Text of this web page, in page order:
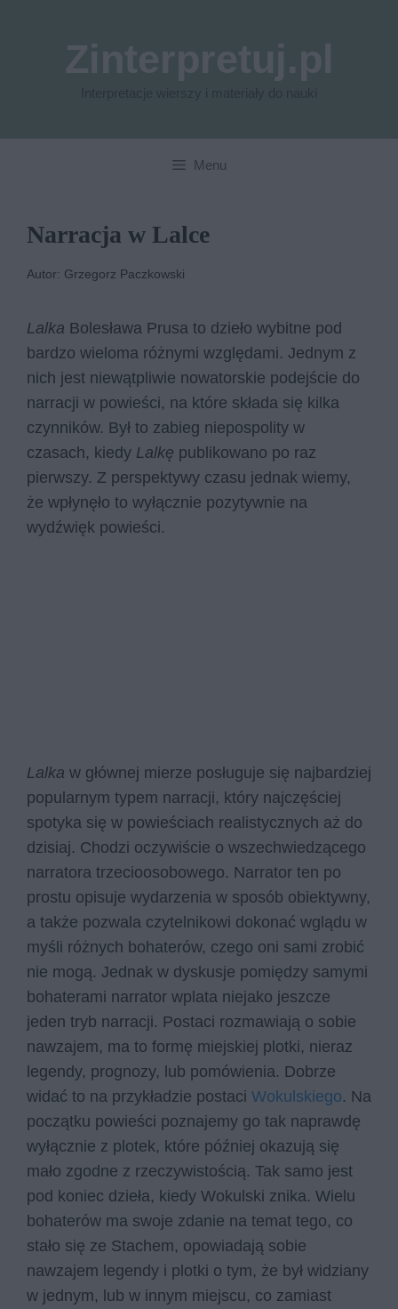
Menu
Narracja w Lalce
Autor: Grzegorz Paczkowski
Lalka Bolesława Prusa to dzieło wybitne pod
bardzo wieloma różnymi względami. Jednym z
nich jest niewątpliwie nowatorskie podejście do
narracji w powieści, na które składa się kilka
czynników. Był to zabieg niepospolity w
czasach, kiedy Lalkę publikowano po raz
pierwszy. Z perspektywy czasu jednak wiemy,
że wpłynęło to wyłącznie pozytywnie na
wydźwięk powieści.
Lalka w głównej mierze posługuje się najbardziej
popularnym typem narracji, który najczęściej
spotyka się w powieściach realistycznych aż do
dzisiaj. Chodzi oczywiście o wszechwiedzącego
narratora trzecioosobowego. Narrator ten po
prostu opisuje wydarzenia w sposób obiektywny,
a także pozwala czytelnikowi dokonać wglądu w
myśli różnych bohaterów, czego oni sami zrobić
nie mogą. Jednak w dyskusje pomiędzy samymi
bohaterami narrator wplata niejako jeszcze
jeden tryb narracji. Postaci rozmawiają o sobie
nawzajem, ma to formę miejskiej plotki, nieraz
legendy, prognozy, lub pomówienia. Dobrze
widać to na przykładzie postaci Wokulskiego. Na
początku powieści poznajemy go tak naprawdę
wyłącznie z plotek, które później okazują się
mało zgodne z rzeczywistością. Tak samo jest
pod koniec dzieła, kiedy Wokulski znika. Wielu
bohaterów ma swoje zdanie na temat tego, co
stało się ze Stachem, opowiadają sobie
nawzajem legendy i plotki o tym, że był widziany
w jednym, lub w innym miejscu, co zamiast